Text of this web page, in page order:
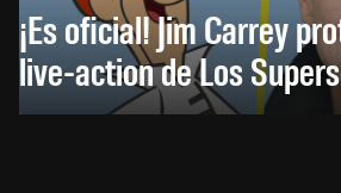
¡Es oficial! Jim Carrey
live-action de Los